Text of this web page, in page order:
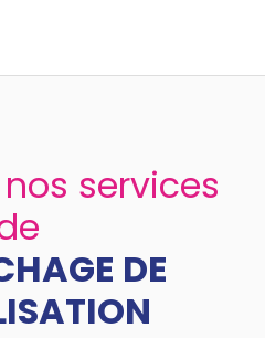
services
DE